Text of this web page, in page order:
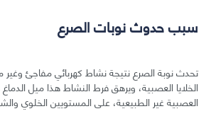
سبب حدوث نوبات الصرع
تحدث نوبة الصرع نتيجة نشاط كهربائي مفاجئ
الخلايا العصبية، ويرهق فرط النشاط هذا ميل
العصبية غير الطبيعية، على المستويين الخلوي